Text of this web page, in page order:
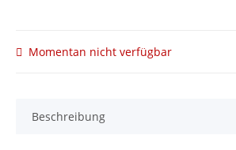
Momentan nicht verfügbar
Beschreibung